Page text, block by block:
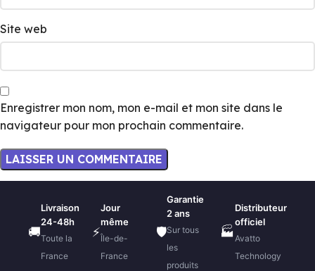
Site web
Enregistrer mon nom, mon e-mail et mon site dans le
navigateur pour mon prochain commentaire.
🚚
Livraison
24-48h
Toute la
France
⚡
Jour
même
Île-de-
France
🛡️
Garantie
2 ans
Sur tous
les
produits
🏭
Distributeur
officiel
Avatto
Technology